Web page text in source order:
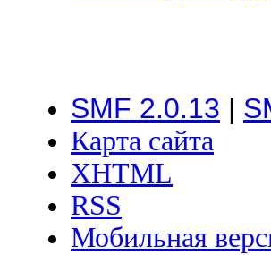
SMF 2.0.13 |
Карта сайта
XHTML
RSS
Мобильная